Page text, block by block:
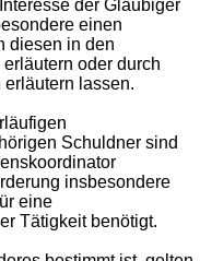
der Gläubiger
einen
diesen in den
oder durch
lassen.
Schuldner sind
insbesondere
eine
Tätigkeit benötigt.